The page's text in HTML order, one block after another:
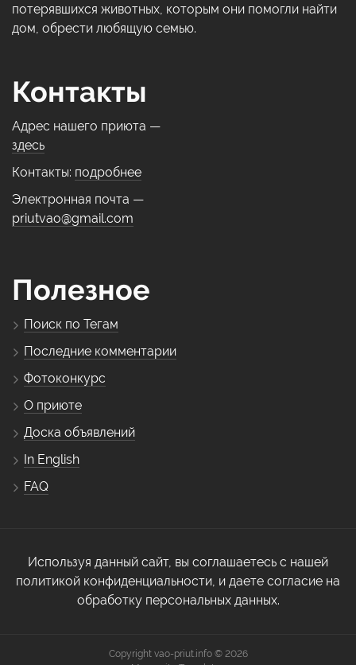
потерявшихся животных, которым они помогли найти
дом, обрести любящую семью.
Контакты
Адрес нашего приюта —
здесь
Контакты: подробнее
Электронная почта —
priutvao@gmail.com
Полезное
Поиск по Тегам
Последние комментарии
Фотоконкурс
О приюте
Доска объявлений
In English
FAQ
Используя данный сайт, вы соглашаетесь с нашей
политикой конфиденциальности, и даете согласие на
обработку персональных данных.
Copyright vao-priut.info © 2026